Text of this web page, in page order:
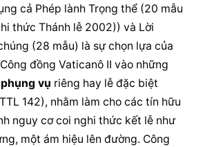
cả Phép lành Trọng thể (20 mẫu
thức Thánh lễ 2002)) và Lời
(28 mẫu) là sự chọn lựa của
đồng Vaticanô II vào những
phụng vụ riêng hay lễ đặc biệt
142), nhằm làm cho các tín hữu
nguy cơ coi nghi thức kết lễ như
một ám hiệu lên đường. Công